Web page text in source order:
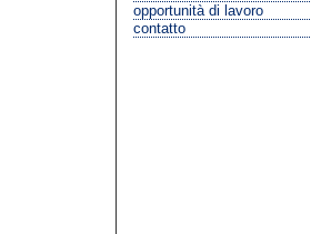
opportunità di lavoro
contatto